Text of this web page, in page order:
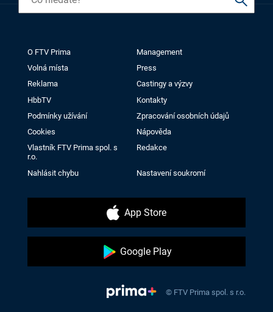
O FTV Prima
Management
Volná místa
Press
Reklama
Castingy a výzvy
HbbTV
Kontakty
Podmínky užívání
Zpracování osobních údajů
Cookies
Nápověda
Vlastník FTV Prima spol. s
r.o.
Redakce
Nahlásit chybu Nastavení soukromí
App Store
Google Play
© FTV Prima spol. s r.o.